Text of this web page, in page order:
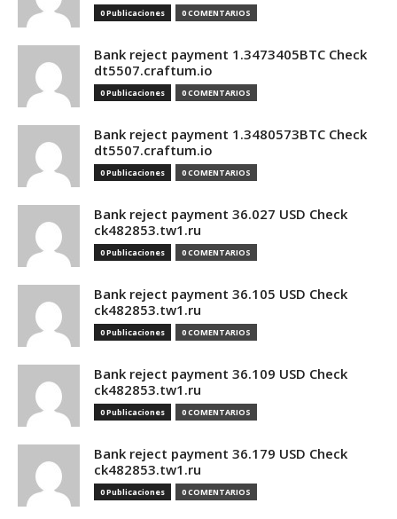
0 Publicaciones 0 COMENTARIOS
Bank reject payment 1.3473405BTC Check
dt5507.craftum.io
0 Publicaciones 0 COMENTARIOS
Bank reject payment 1.3480573BTC Check
dt5507.craftum.io
0 Publicaciones 0 COMENTARIOS
Bank reject payment 36.027 USD Check
ck482853.tw1.ru
0 Publicaciones 0 COMENTARIOS
Bank reject payment 36.105 USD Check
ck482853.tw1.ru
0 Publicaciones 0 COMENTARIOS
Bank reject payment 36.109 USD Check
ck482853.tw1.ru
0 Publicaciones 0 COMENTARIOS
Bank reject payment 36.179 USD Check
ck482853.tw1.ru
0 Publicaciones 0 COMENTARIOS